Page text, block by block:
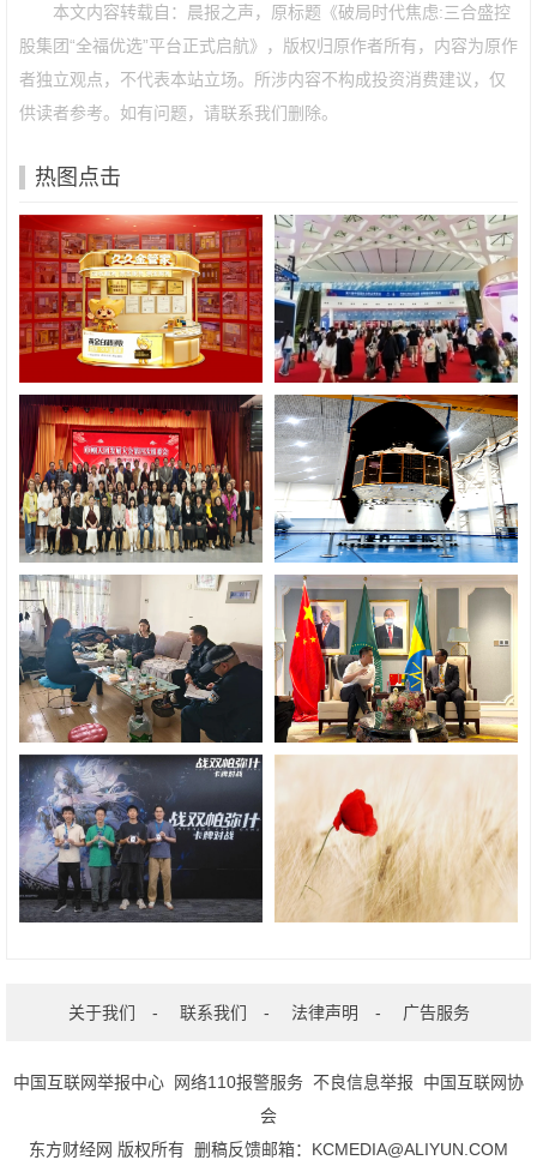
本文内容转载自：晨报之声，原标题《破局时代焦虑:三合盛控
股集团“全福优选”平台正式启航》，版权归原作者所有，内容为原作
者独立观点，不代表本站立场。所涉内容不构成投资消费建议，仅
供读者参考。如有问题，请联系我们删除。
热图点击
关于我们 - 联系我们 - 法律声明 - 广告服务
中国互联网举报中心 网络110报警服务 不良信息举报
中国互联网协
会
东方财经网 版权所有 删稿反馈邮箱：KCMEDIA@ALIYUN.COM